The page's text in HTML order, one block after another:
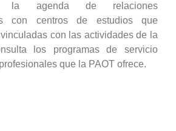
la agenda de relaciones
con centros de estudios que
con las actividades de la
los programas de servicio
que la PAOT ofrece.